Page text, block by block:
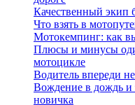
Качественный экип
Что взять в
Мотокемпинг: как
Плюсы и минусы
мотоцикле
Водитель впереди
Вождение в дождь и
новичка